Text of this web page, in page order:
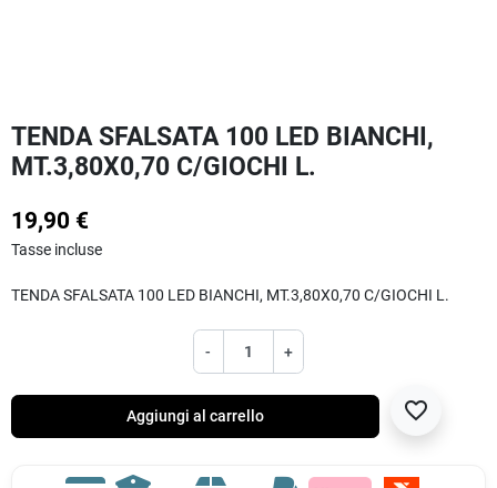
TENDA SFALSATA 100 LED BIANCHI,
MT.3,80X0,70 C/GIOCHI L.
19,90 €
Tasse incluse
TENDA SFALSATA 100 LED BIANCHI, MT.3,80X0,70 C/GIOCHI L.
- +
Aggiungi al carrello favorite_border